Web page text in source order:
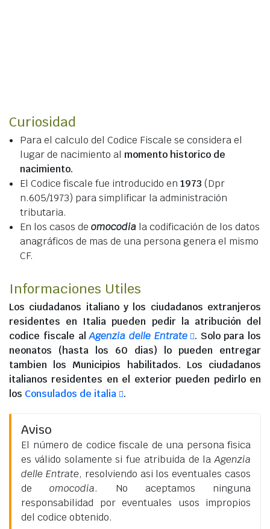
Curiosidad
Para el calculo del Codice Fiscale se considera el
lugar de nacimiento al momento historico de
nacimiento.
El Codice fiscale fue introducido en 1973 (Dpr
n.605/1973) para simplificar la administración
tributaria.
En los casos de omocodia la codificación de los datos
anagráficos de mas de una persona genera el mismo
CF.
Informaciones Utiles
Los ciudadanos italianoy los ciudadanos extranjeros
residentes en Italia pueden pedir la atribución del
codice fiscale alAgenzia delle Entrate
. Solo para los
neonatos (hasta los 60 dias) lo pueden entregar
tambien los Municipios habilitados. Los ciudadanos
italianos residentes en el exteriorpueden pedirlo en
los Consulados de italia .
Aviso
El número de codice fiscale de una persona fisica
es válido solamente si fue atribuida de laAgenzia
delle Entrate, resolviendo asi los eventuales casos
deomocodia. No aceptamos ninguna
responsabilidad por eventuales usos impropios
del codice obtenido.